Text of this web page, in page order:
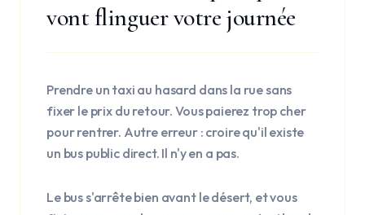
vont flinguer votre journée
Prendre un taxi au hasard dans la rue sans
fixer le prix du retour. Vous paierez trop cher
pour rentrer. Autre erreur : croire qu'il existe
un bus public direct. Il n'y en a pas.
Le bus s'arrête bien avant le désert, et vous